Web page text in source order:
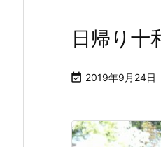
日帰り十
 2019年9月24日